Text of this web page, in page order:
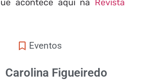
acontece aqui na Revista
Eventos
Carolina Figueiredo